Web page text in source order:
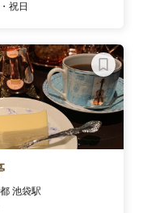
祝日
池袋駅